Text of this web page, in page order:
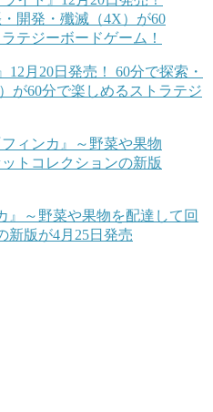
月20日発売！ 60分で探索・
が60分で楽しめるストラテジ
』～野菜や果物を配達して回
新版が4月25日発売